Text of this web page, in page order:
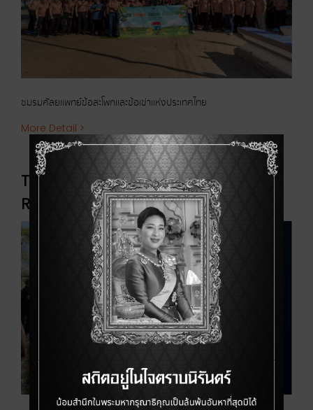
ชมรมศัลยแพทย์ข้อสะโพกและข้อเข่าแห่งประเทศไทย
More Detail >
THKS Corporate Social
Responsibility 2025 กิจกรรมสัญจร